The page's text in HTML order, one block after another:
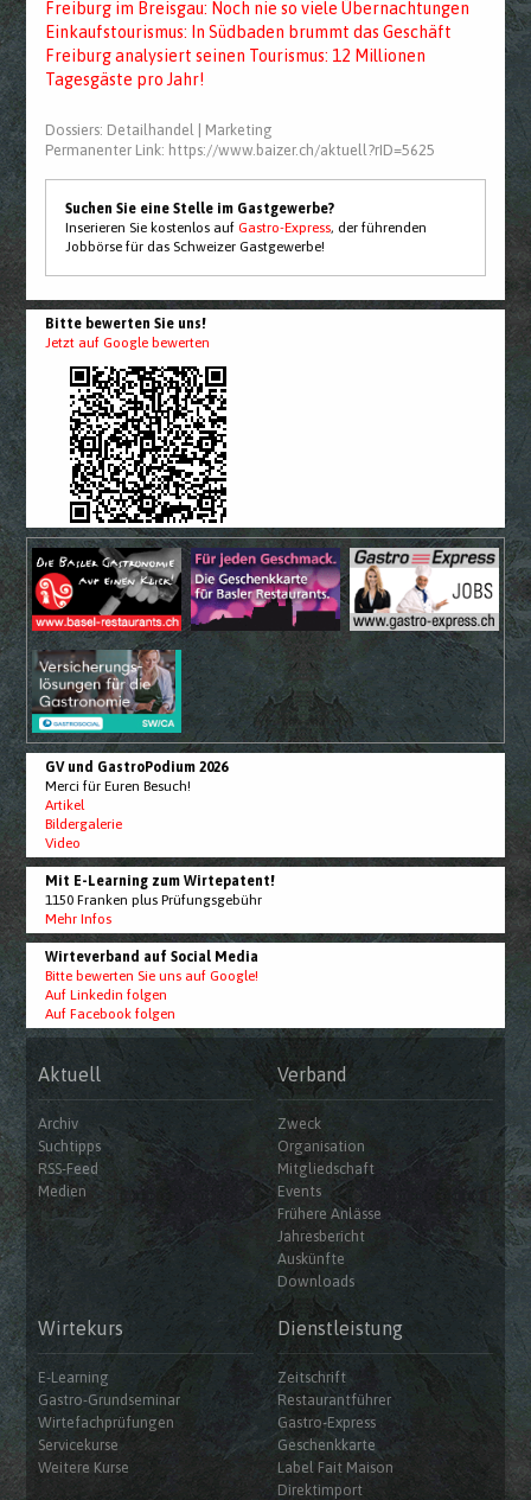
Freiburg im Breisgau: Noch nie so viele Übernachtungen
Einkaufstourismus: In Südbaden brummt das Geschäft
Freiburg analysiert seinen Tourismus: 12 Millionen
Tagesgäste pro Jahr!
Dossiers: Detailhandel
Marketing
Permanenter Link: https://www.baizer.ch/aktuell?rID=5625
Suchen Sie eine Stelle im Gastgewerbe?
Inserieren Sie kostenlos aufGastro-Express, der führenden
Jobbörse für das Schweizer Gastgewerbe!
Bitte bewerten Sie uns!
Jetzt auf Google bewerten
GV und GastroPodium 2026
Merci für Euren Besuch!
Artikel
Bildergalerie
Video
Mit E-Learning zum Wirtepatent!
1150 Franken plus Prüfungsgebühr
Mehr Infos
Wirteverband auf Social Media
Bitte bewerten Sie uns auf Google!
Auf Linkedin folgen
Auf Facebook folgen
Aktuell
Archiv
Suchtipps
RSS-Feed
Medien
Verband
Zweck
Organisation
Mitgliedschaft
Events
Frühere Anlässe
Jahresbericht
Auskünfte
Downloads
Wirtekurs
E-Learning
Gastro-Grundseminar
Wirtefachprüfungen
Servicekurse
Weitere Kurse
Dienstleistung
Zeitschrift
Restaurantführer
Gastro-Express
Geschenkkarte
Label Fait Maison
Direktimport